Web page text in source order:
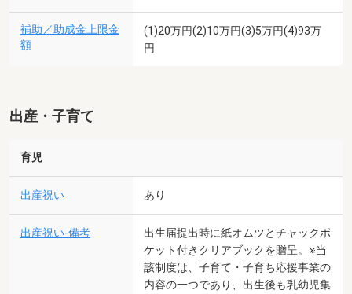
補助／助成金上限金
額
(1)20万円(2)10万円(3)5万円(4)93万
円
出産・子育て
育児
出産祝い あり
出産祝い-備考
出生届提出時に紙オムツとチャックポ
ケット付きクリアブックを贈呈。※当
該制度は、子育て・子育ち応援事業の
内容の一つであり、出生後も乳幼児集